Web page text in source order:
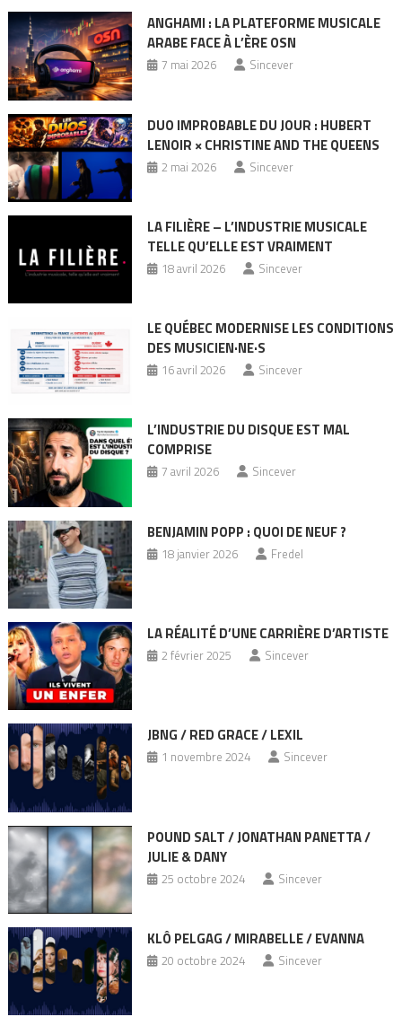
ANGHAMI : LA PLATEFORME MUSICALE
ARABE FACE À L’ÈRE OSN
7 mai 2026 Sincever
DUO IMPROBABLE DU JOUR : HUBERT
LENOIR × CHRISTINE AND THE QUEENS
2 mai 2026 Sincever
LA FILIÈRE – L’INDUSTRIE MUSICALE
TELLE QU’ELLE EST VRAIMENT
18 avril 2026 Sincever
LE QUÉBEC MODERNISE LES CONDITIONS
DES MUSICIEN·NE·S
16 avril 2026 Sincever
L’INDUSTRIE DU DISQUE EST MAL
COMPRISE
7 avril 2026 Sincever
BENJAMIN POPP : QUOI DE NEUF ?
18 janvier 2026 Fredel
LA RÉALITÉ D’UNE CARRIÈRE D’ARTISTE
2 février 2025 Sincever
JBNG / RED GRACE / LEXIL
1 novembre 2024 Sincever
POUND SALT / JONATHAN PANETTA /
JULIE & DANY
25 octobre 2024 Sincever
KLÔ PELGAG / MIRABELLE / EVANNA
20 octobre 2024 Sincever